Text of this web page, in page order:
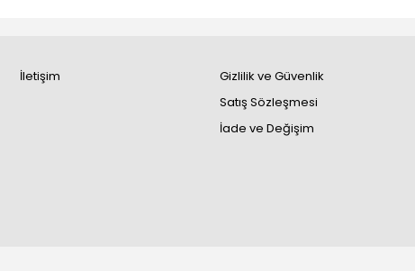
İletişim
Gizlilik ve Güvenlik
Satış Sözleşmesi
İade ve Değişim